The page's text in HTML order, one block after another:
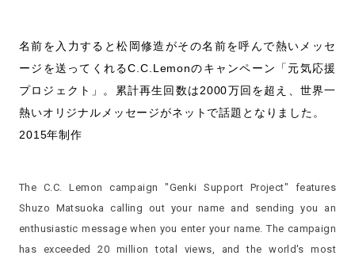
名前を入力すると松岡修造がその名前を呼んで熱いメッセ
ージを送ってくれるC.C.Lemonのキャンペーン「元気応援
プロジェクト」。累計再生回数は2000万回を超え、世界一
熱いオリジナルメッセージがネットで話題となりました。
2015年制作
The C.C. Lemon campaign "Genki Support Project" features
Shuzo Matsuoka calling out your name and sending you an
enthusiastic message when you enter your name. The campaign
has exceeded 20 million total views, and the world's most